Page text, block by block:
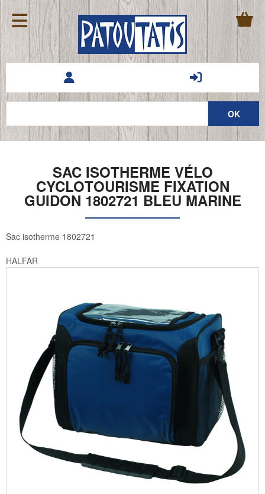
SAC ISOTHERME VÉLO
CYCLOTOURISME FIXATION
GUIDON 1802721 BLEU MARINE
Sac isotherme 1802721
HALFAR